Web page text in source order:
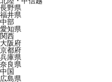
長野県
福井県
中部
愛知県
関西
大阪府
京都府
兵庫県
奈良県
中国
広島県